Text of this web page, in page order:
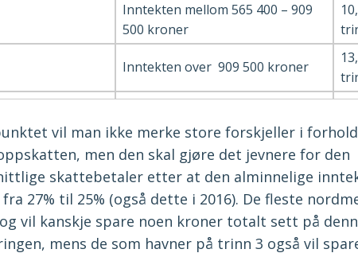
Inntekten mellom 565 400 – 909
500 kroner
Inntekten over 909 500 kroner
vil man ikke merke store forskjeller i
men den skal gjøre det jevnere for den
skattebetaler etter at den alminnelige
27% til 25% (også dette i 2016). De fleste
vil kanskje spare noen kroner totalt sett på
mens de som havner på trinn 3 også vil